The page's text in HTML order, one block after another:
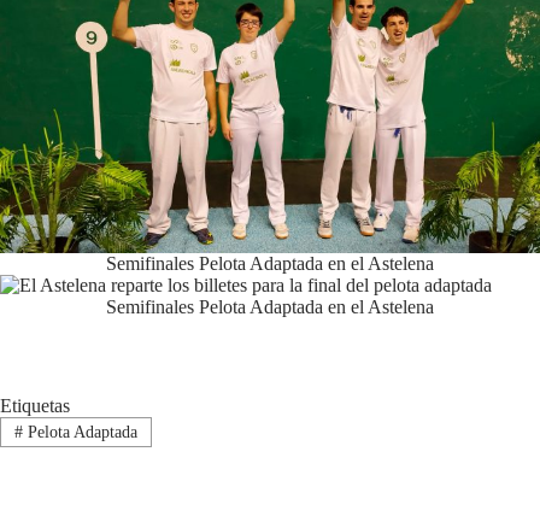
Semifinales Pelota Adaptada en el Astelena
Semifinales Pelota Adaptada en el Astelena
Etiquetas
#Pelota Adaptada